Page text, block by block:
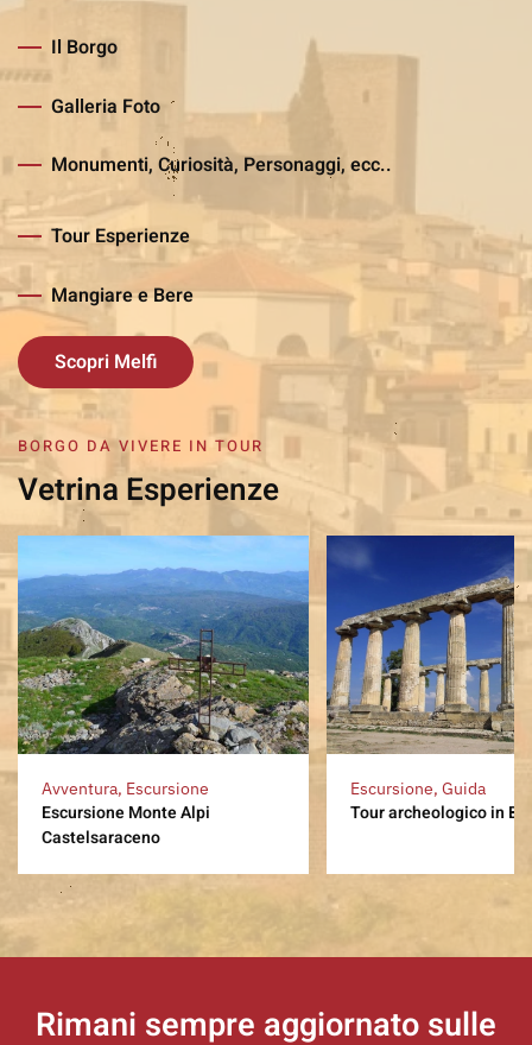
Il Borgo
Galleria Foto
Monumenti, Curiosità, Personaggi, ecc..
Tour Esperienze
Mangiare e Bere
Scopri Melfi
BORGO DA VIVERE IN TOUR
Vetrina Esperienze
Avventura, Escursione
Escursione Monte Alpi
Castelsaraceno
Escursione, Guida
Tour archeologico in
Rimani sempre aggiornato sulle